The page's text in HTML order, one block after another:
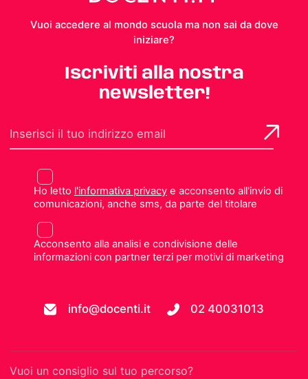
Vuoi accedere al mondo scuola ma non sai da dove
iniziare?
Iscriviti alla nostra
newsletter!
Ho letto l'informativa privacye acconsento all'invio di
comunicazioni, anche sms, da parte del titolare
Acconsento alla analisi e condivisione delle
informazioni con partner terzi per motivi di marketing
info@docenti.it 02 40031013
Vuoi un consiglio sul tuo percorso?